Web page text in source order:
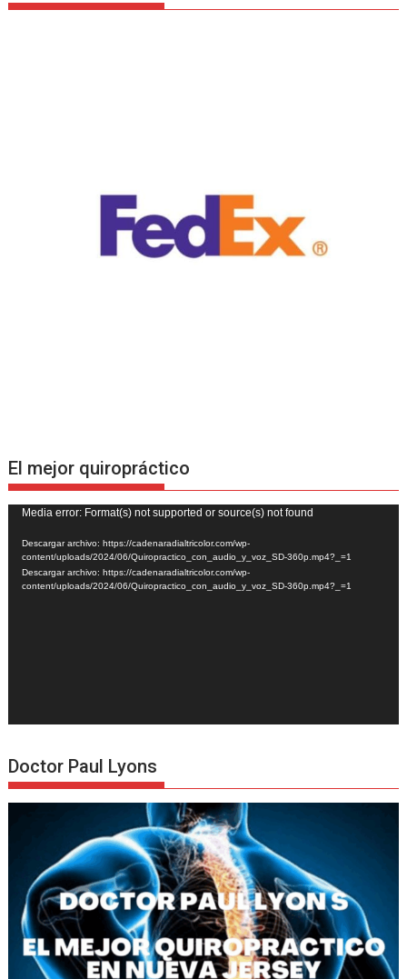
El mejor quiropráctico
Reproductor
de
vídeo
Media error: Format(s) not supported or source(s) not found
Descargar archivo: https://cadenaradialtricolor.com/wp-
content/uploads/2024/06/Quiropractico_con_audio_y_voz_SD-360p.mp4?_=1
Descargar archivo: https://cadenaradialtricolor.com/wp-
content/uploads/2024/06/Quiropractico_con_audio_y_voz_SD-360p.mp4?_=1
Doctor Paul Lyons